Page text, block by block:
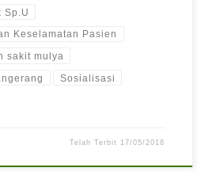
Sp.U
Keselamatan Pasien
sakit mulya
Sosialisasi
Telah Terbit 17/05/2018